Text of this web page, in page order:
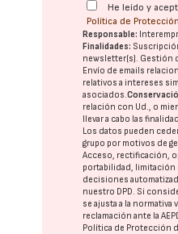
He leído y
Política de
Responsable:
Finalidades:
newsletter(s). Gestión
Envío de emails
relativos a intereses
asociados.
relación con Ud., o
llevar a cabo las
Los datos pueden
grupo por motivos de
Acceso, rectificación,
portabilidad, limitación
decisiones
nuestro DPD. Si
se ajusta a la
reclamación ante la
Política de Protección